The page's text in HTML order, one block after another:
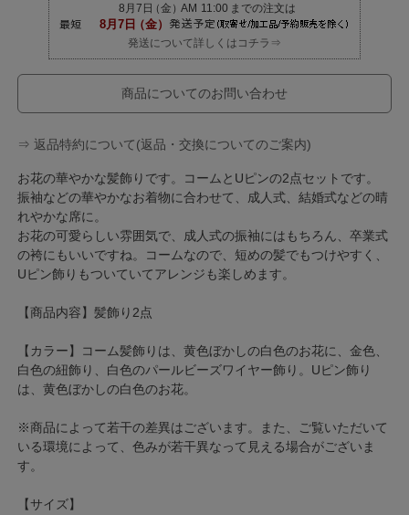
発送について詳しくはコチラ⇒
商品についてのお問い合わせ
⇒ 返品特約について(返品・交換についてのご案内)
お花の華やかな髪飾りです。コームとUピンの2点セットです。
振袖などの華やかなお着物に合わせて、成人式、結婚式などの晴
れやかな席に。
お花の可愛らしい雰囲気で、成人式の振袖にはもちろん、卒業式
の袴にもいいですね。コームなので、短めの髪でもつけやすく、
Uピン飾りもついていてアレンジも楽しめます。
【商品内容】髪飾り2点
【カラー】コーム髪飾りは、黄色ぼかしの白色のお花に、金色、
白色の紐飾り、白色のパールビーズワイヤー飾り。Uピン飾り
は、黄色ぼかしの白色のお花。
※商品によって若干の差異はございます。また、ご覧いただいて
いる環境によって、色みが若干異なって見える場合がございま
す。
【サイズ】